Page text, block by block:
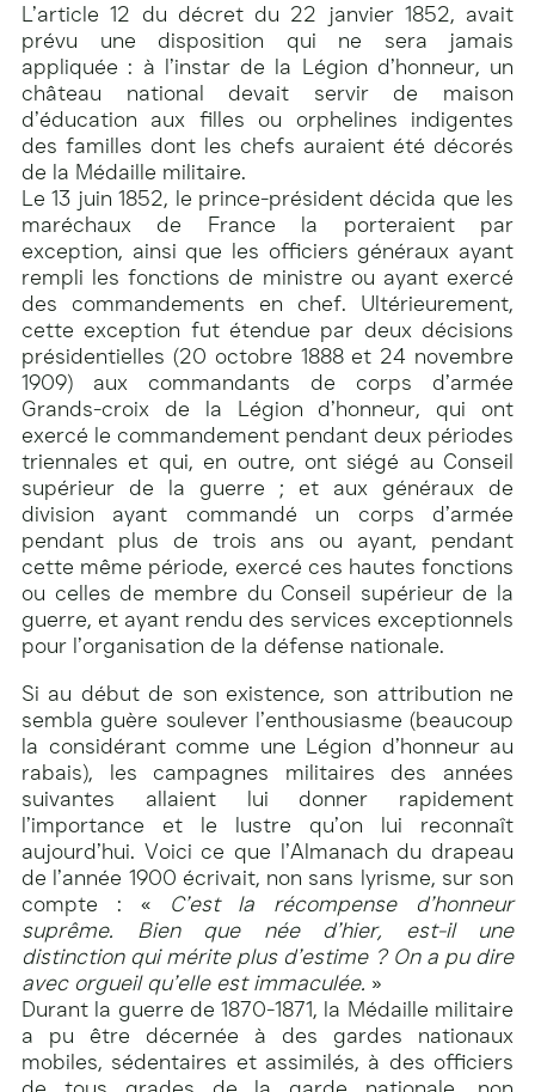
L’article 12 du décret du 22 janvier 1852, avait
prévu une disposition qui ne sera jamais
appliquée : à l’instar de la Légion d’honneur, un
château national devait servir de maison
d’éducation aux filles ou orphelines indigentes
des familles dont les chefs auraient été décorés
de la Médaille militaire.
Le 13 juin 1852, le prince-président décida que les
maréchaux de France la porteraient par
exception, ainsi que les officiers généraux ayant
rempli les fonctions de ministre ou ayant exercé
des commandements en chef. Ultérieurement,
cette exception fut étendue par deux décisions
présidentielles (20 octobre 1888 et 24 novembre
1909) aux commandants de corps d’armée
Grands-croix de la Légion d’honneur, qui ont
exercé le commandement pendant deux périodes
triennales et qui, en outre, ont siégé au Conseil
supérieur de la guerre ; et aux généraux de
division ayant commandé un corps d’armée
pendant plus de trois ans ou ayant, pendant
cette même période, exercé ces hautes fonctions
ou celles de membre du Conseil supérieur de la
guerre, et ayant rendu des services exceptionnels
pour l’organisation de la défense nationale.
Si au début de son existence, son attribution ne
sembla guère soulever l’enthousiasme (beaucoup
la considérant comme une Légion d’honneur au
rabais), les campagnes militaires des années
suivantes allaient lui donner rapidement
l’importance et le lustre qu’on lui reconnaît
aujourd’hui. Voici ce que l’Almanach du drapeau
de l’année 1900 écrivait, non sans lyrisme, sur son
compte : «
C’est la récompense d’honneur
suprême. Bien que née d’hier, est-il une
distinction qui mérite plus d’estime ? On a pu dire
avec orgueil qu’elle est immaculée. »
Durant la guerre de 1870-1871, la Médaille militaire
a pu être décernée à des gardes nationaux
mobiles, sédentaires et assimilés, à des officiers